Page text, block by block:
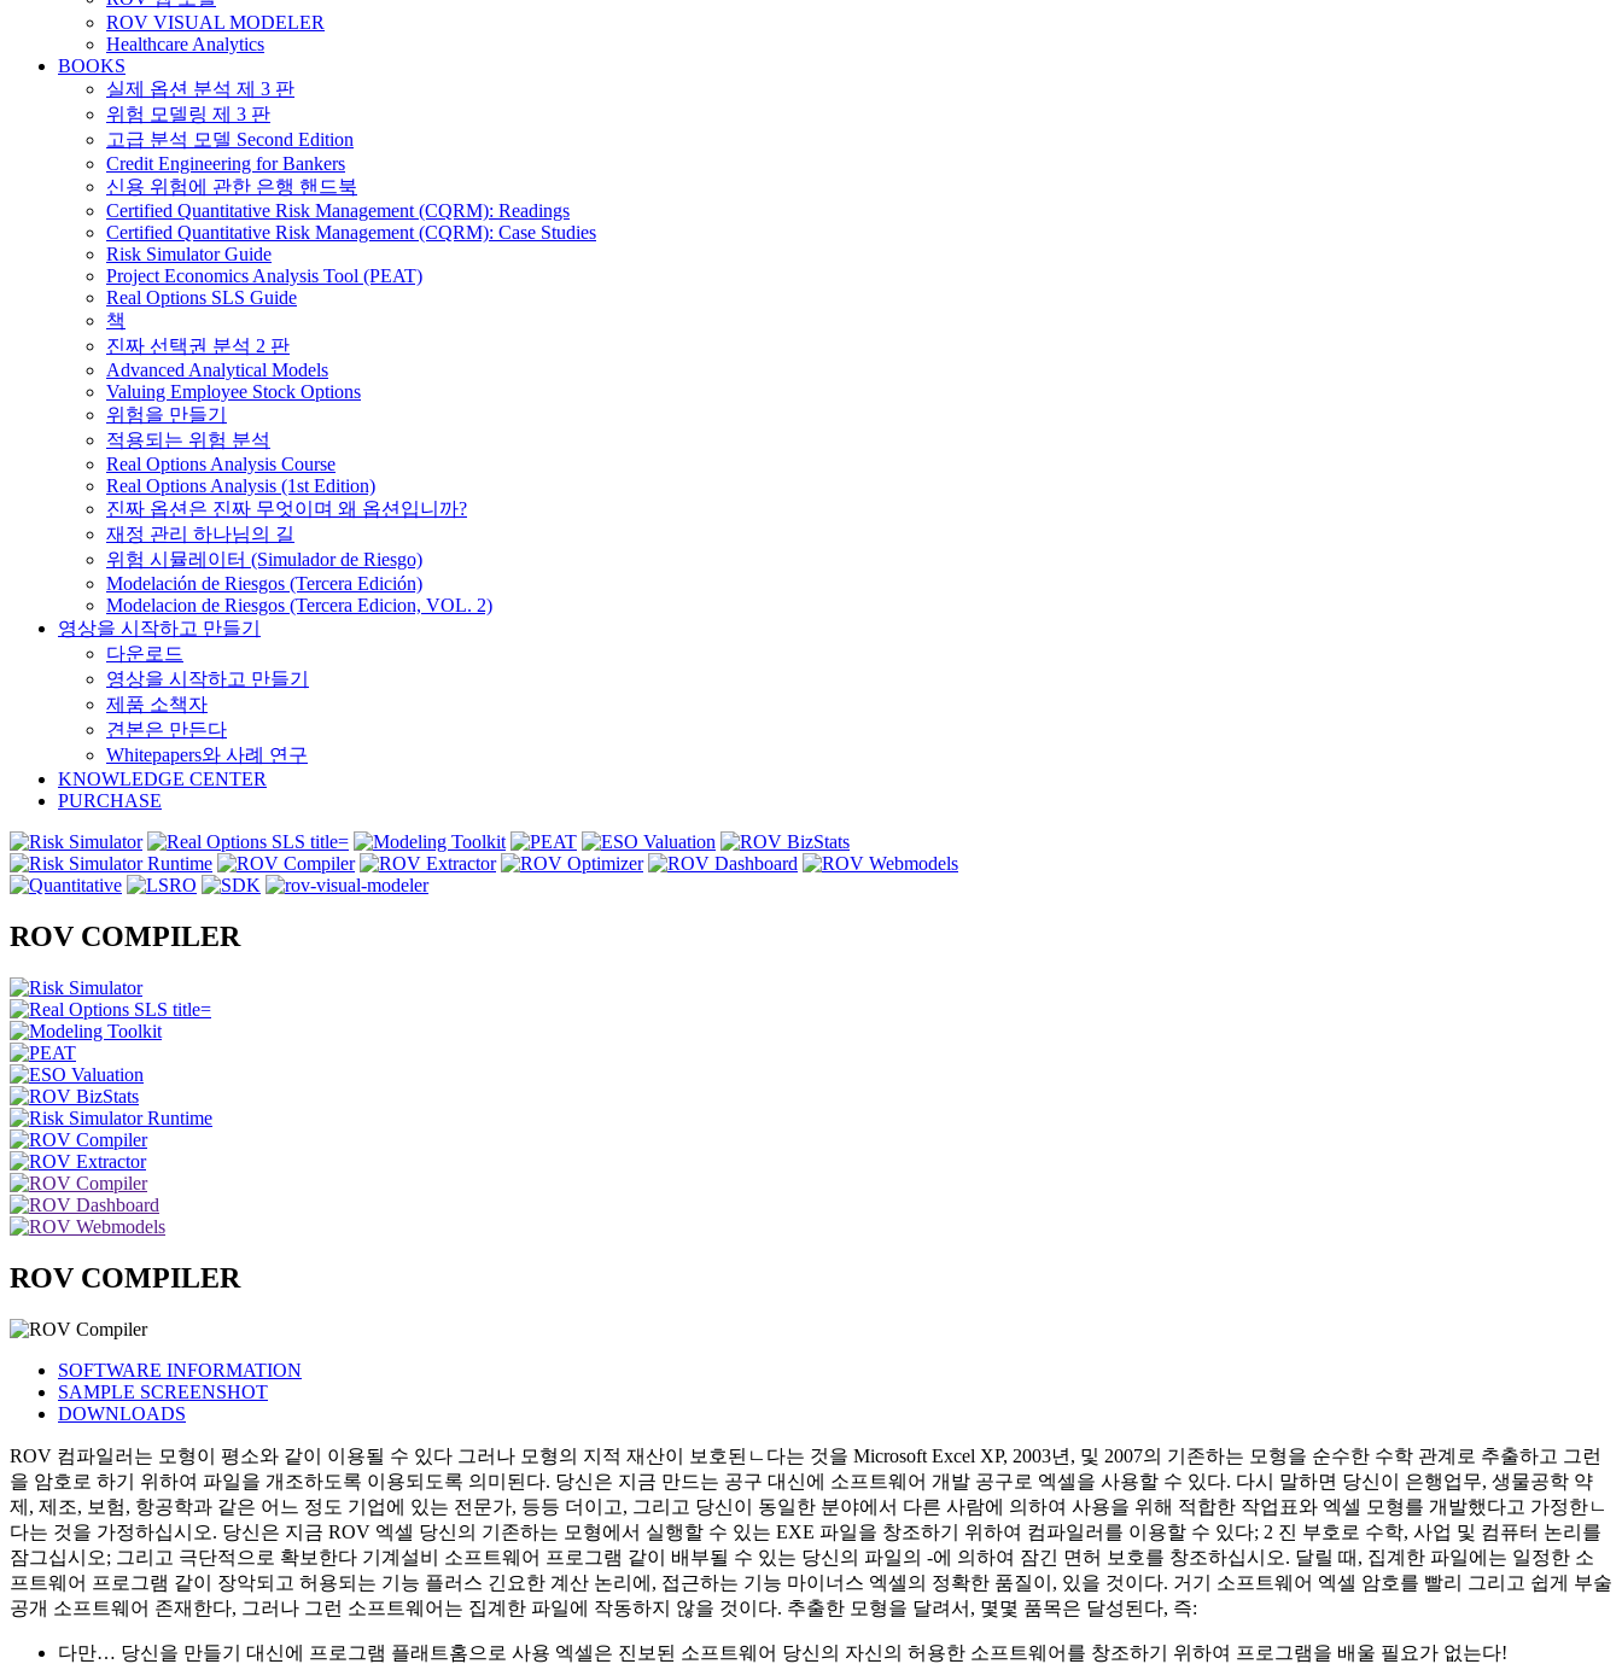
ROV VISUAL MODELER
Healthcare Analytics
BOOKS
실제 옵션 분석 제 3 판
위험 모델링 제 3 판
고급 분석 모델 Second Edition
Credit Engineering for Bankers
신용 위험에 관한 은행 핸드북
Certified Quantitative Risk Management (CQRM): Readings
Certified Quantitative Risk Management (CQRM): Case Studies
Risk Simulator Guide
Project Economics Analysis Tool (PEAT)
Real Options SLS Guide
책
진짜 선택권 분석 2 판
Advanced Analytical Models
Valuing Employee Stock Options
위험을 만들기
적용되는 위험 분석
Real Options Analysis Course
Real Options Analysis (1st Edition)
진짜 옵션은 진짜 무엇이며 왜 옵션입니까?
재정 관리 하나님의 길
위험 시뮬레이터 (Simulador de Riesgo)
Modelación de Riesgos (Tercera Edición)
Modelacion de Riesgos (Tercera Edicion, VOL. 2)
영상을 시작하고 만들기
다운로드
영상을 시작하고 만들기
제품 소책자
견본은 만든다
Whitepapers와 사례 연구
KNOWLEDGE CENTER
PURCHASE
ROV COMPILER
ROV COMPILER
SOFTWARE INFORMATION
SAMPLE SCREENSHOT
DOWNLOADS
ROV 컴파일러는 모형이 평소와 같이 이용될 수 있다 그러나 모형의 지적 재산이 보호된ㄴ다는 것을 Microsoft Excel XP, 2003년, 및 2007의 기존하는 모형을 순수한 수학 관계로 추출하고 그런
을 암호로 하기 위하여 파일을 개조하도록 이용되도록 의미된다. 당신은 지금 만드는 공구 대신에 소프트웨어 개발 공구로 엑셀을 사용할 수 있다. 다시 말하면 당신이 은행업무, 생물공학 약
제, 제조, 보험, 항공학과 같은 어느 정도 기업에 있는 전문가, 등등 더이고, 그리고 당신이 동일한 분야에서 다른 사람에 의하여 사용을 위해 적합한 작업표와 엑셀 모형를 개발했다고 가정한ㄴ
다는 것을 가정하십시오. 당신은 지금 ROV 엑셀 당신의 기존하는 모형에서 실행할 수 있는 EXE 파일을 창조하기 위하여 컴파일러를 이용할 수 있다; 2 진 부호로 수학, 사업 및 컴퓨터 논리를
잠그십시오; 그리고 극단적으로 확보한다 기계설비 소프트웨어 프로그램 같이 배부될 수 있는 당신의 파일의 ‐에 의하여 잠긴 면허 보호를 창조하십시오. 달릴 때, 집계한 파일에는 일정한 소
프트웨어 프로그램 같이 장악되고 허용되는 기능 플러스 긴요한 계산 논리에, 접근하는 기능 마이너스 엑셀의 정확한 품질이, 있을 것이다. 거기 소프트웨어 엑셀 암호를 빨리 그리고 쉽게 부술
공개 소프트웨어 존재한다, 그러나 그런 소프트웨어는 집계한 파일에 작동하지 않을 것이다. 추출한 모형을 달려서, 몇몇 품목은 달성된다, 즉:
다만… 당신을 만들기 대신에 프로그램 플래트홈으로 사용 엑셀은 진보된 소프트웨어 당신의 자신의 허용한 소프트웨어를 창조하기 위하여 프로그램을 배울 필요가 없는다!